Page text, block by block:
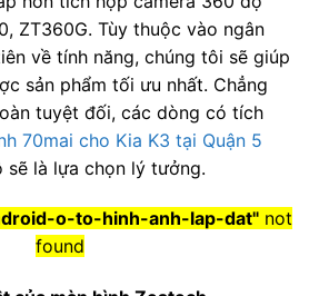
ZT360G. Tùy thuộc vào ngân
về tính năng, chúng tôi sẽ giúp
sản phẩm tối ưu nhất. Chẳng
tuyệt đối, các dòng có tích
70mai cho Kia K3 tại Quận 5
sẽ là lựa chọn lý tưởng.
o-to-hinh-anh-lap-dat" not
found